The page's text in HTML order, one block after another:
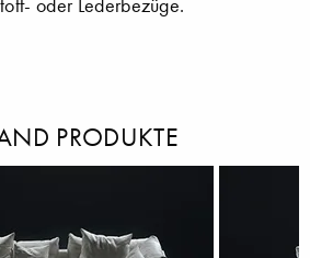
oder Lederbezüge.
PRODUKTE